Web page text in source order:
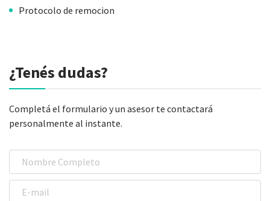
Protocolo de remocion
¿Tenés dudas?
Completá el formulario y un asesor te contactará
personalmente al instante.